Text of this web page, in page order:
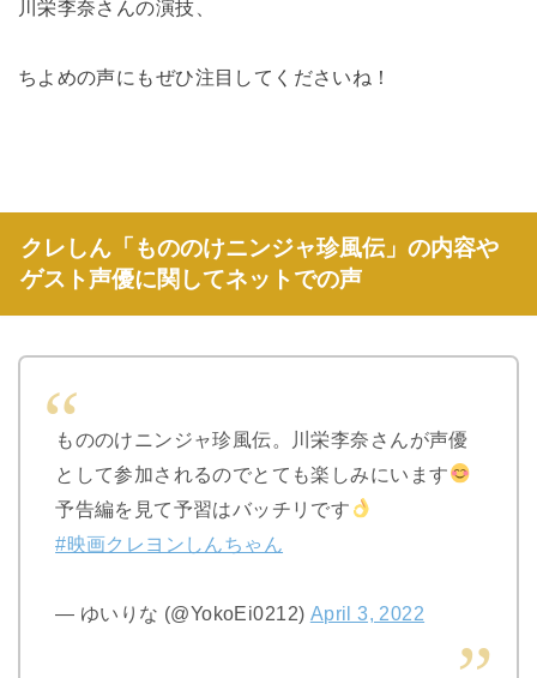
川栄李奈さんの演技、
ちよめの声にもぜひ注目してくださいね！
クレしん「もののけニンジャ珍風伝」の内容や
ゲスト声優に関してネットでの声
もののけニンジャ珍風伝。川栄李奈さんが声優
として参加されるのでとても楽しみにいます
予告編を見て予習はバッチリです
#映画クレヨンしんちゃん
— ゆいりな (@YokoEi0212) April 3, 2022